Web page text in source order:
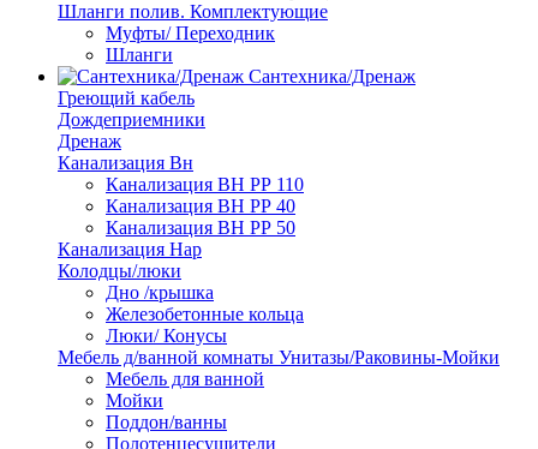
Шланги полив. Комплектующие
Муфты/ Переходник
Шланги
Сантехника/Дренаж
Греющий кабель
Дождеприемники
Дренаж
Канализация Вн
Канализация ВН РР 110
Канализация ВН РР 40
Канализация ВН РР 50
Канализация Нар
Колодцы/люки
Дно /крышка
Железобетонные кольца
Люки/ Конусы
Мебель д/ванной комнаты Унитазы/Раковины-Мойки
Мебель для ванной
Мойки
Поддон/ванны
Полотенцесушители